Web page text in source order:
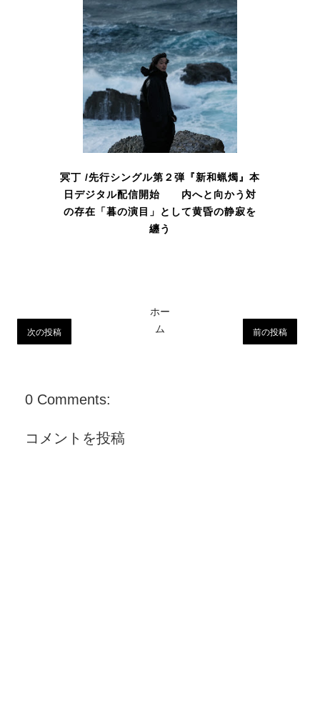
冥丁 /先行シングル第２弾『新和蝋燭』本
日デジタル配信開始 内へと向かう対
の存在「暮の演目」として黄昏の静寂を
纏う
次の投稿 前の投稿
ホー
ム
0 Comments:
コメントを投稿